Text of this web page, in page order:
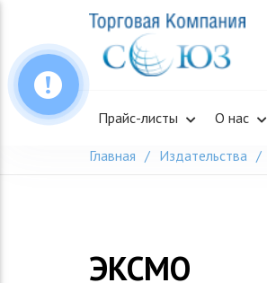
content
Прайс-листы О нас
Главная Издательства
ЭКСМО